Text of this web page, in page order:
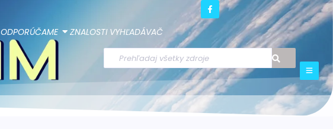
ODPORÚČAME ZNALOSTI VYHĽADÁVAČ